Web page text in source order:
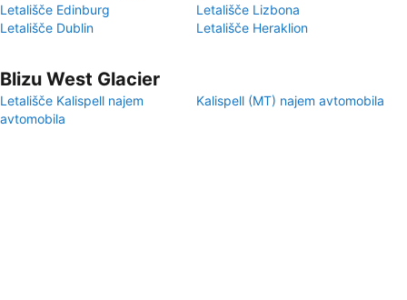
Letališče Edinburg
Letališče Lizbona
Letališče Dublin
Letališče Heraklion
Blizu West Glacier
Letališče Kalispell najem
avtomobila
Kalispell (MT) najem avtomobila